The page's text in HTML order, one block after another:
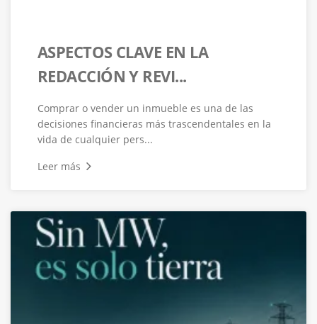
ASPECTOS CLAVE EN LA
REDACCIÓN Y REVI...
Comprar o vender un inmueble es una de las
decisiones financieras más trascendentales en la
vida de cualquier pers...
Leer más